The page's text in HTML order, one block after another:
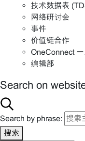
技术数据表
网络研讨会
事件
价值链合作
OneConnect
编辑部
Search on
Search by phrase:
搜索